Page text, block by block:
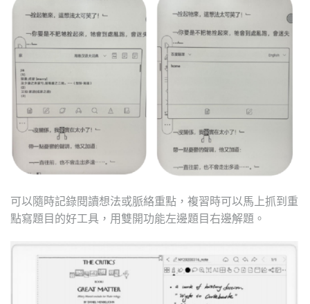
可以隨時記錄閱讀想法或脈絡重點，複習時可以馬上抓到重
點寫題目的好工具，用雙開功能左邊題目右邊解題。